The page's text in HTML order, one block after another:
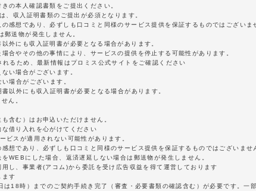
の本人確認書類をご提出ください。
収入証明書類のご提出が必須となります。
感想であり、必ずしも口コミと同様のサービス提供を保証するものではございま
送物が発生しません。
外にも収入証明書が必要となる場合があります。
合やその他の事情により、サービスの提供を停止する可能性があります。
るため、最新情報はプロミス公式サイトをご確認ください
い場合がございます。
場合がございます。
以外にも収入証明書が必要となる場合があります。
ん。
含む）はお申込いただけません。
借り入れを心がけてください
ビスが適用されない可能性があります。
想であり、必ずしも口コミと同様のサービス提供を保証するものではございませ
WEBにした場合、返済遅延しない場合は郵送物が発生しません。
し、事業者(アコム)から委託を受け広告収益を得て運営しております
ます
18時）までのご契約手続き完了（審査・必要書類の確認含む）が必要です。一